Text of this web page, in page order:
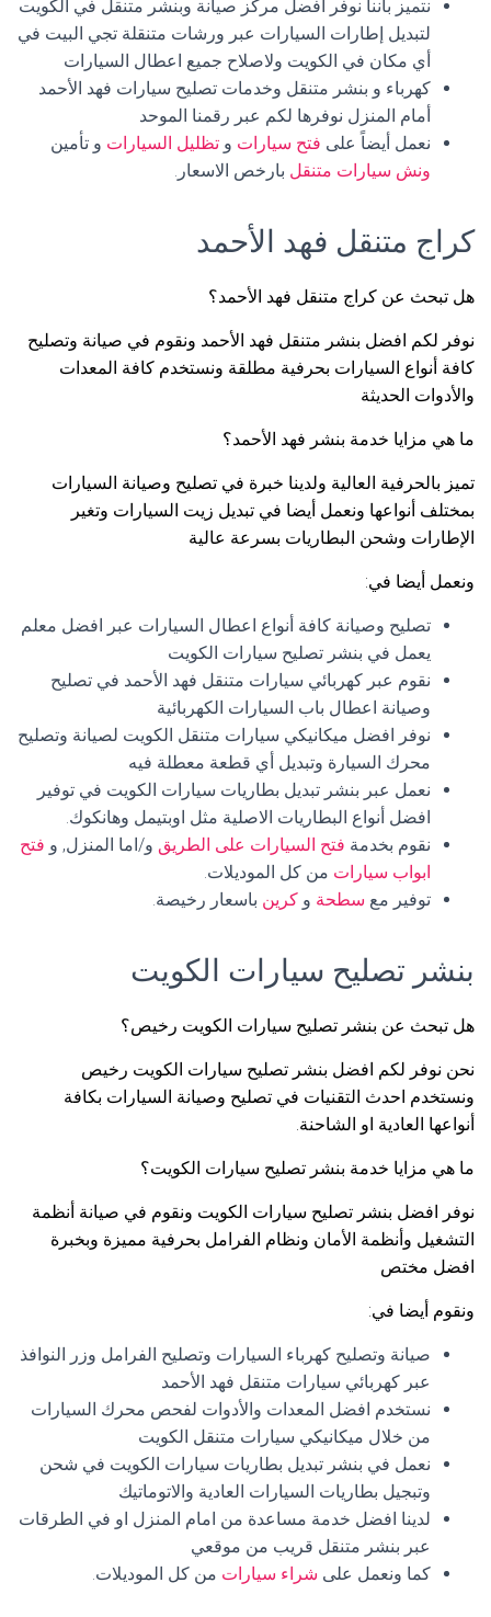
نتميز باننا نوفر أفضل مركز صيانة وبنشر متنقل في الكويت
لتبديل إطارات السيارات عبر ورشات متنقلة تجي البيت في
أي مكان في الكويت ولاصلاح جميع اعطال السيارات
كهرباء و بنشر متنقل وخدمات تصليح سيارات فهد الأحمد
أمام المنزل نوفرها لكم عبر رقمنا الموحد
نعمل أيضاً على فتح سيارات و تظليل السيارات و تأمين
ونش سيارات متنقل بارخص الاسعار.
كراج متنقل فهد الأحمد
هل تبحث عن كراج متنقل فهد الأحمد؟
نوفر لكم افضل بنشر متنقل فهد الأحمد ونقوم في صيانة وتصليح
كافة أنواع السيارات بحرفية مطلقة ونستخدم كافة المعدات
والأدوات الحديثة
ما هي مزايا خدمة بنشر فهد الأحمد؟
تميز بالحرفية العالية ولدينا خبرة في تصليح وصيانة السيارات
بمختلف أنواعها ونعمل أيضا في تبديل زيت السيارات وتغير
الإطارات وشحن البطاريات بسرعة عالية
ونعمل أيضا في:
تصليح وصيانة كافة أنواع اعطال السيارات عبر افضل معلم
يعمل في بنشر تصليح سيارات الكويت
نقوم عبر كهربائي سيارات متنقل فهد الأحمد في تصليح
وصيانة اعطال باب السيارات الكهربائية
نوفر افضل ميكانيكي سيارات متنقل الكويت لصيانة وتصليح
محرك السيارة وتبديل أي قطعة معطلة فيه
نعمل عبر بنشر تبديل بطاريات سيارات الكويت في توفير
افضل أنواع البطاريات الاصلية مثل اوبتيمل وهانكوك.
نقوم بخدمة فتح السيارات على الطريق و/اما المنزل, و فتح
ابواب سيارات من كل الموديلات.
توفير مع سطحة و كرين باسعار رخيصة.
بنشر تصليح سيارات الكويت
هل تبحث عن بنشر تصليح سيارات الكويت رخيص؟
نحن نوفر لكم افضل بنشر تصليح سيارات الكويت رخيص
ونستخدم احدث التقنيات في تصليح وصيانة السيارات بكافة
أنواعها العادية او الشاحنة.
ما هي مزايا خدمة بنشر تصليح سيارات الكويت؟
نوفر افضل بنشر تصليح سيارات الكويت ونقوم في صيانة أنظمة
التشغيل وأنظمة الأمان ونظام الفرامل بحرفية مميزة وبخبرة
افضل مختص
ونقوم أيضا في:
صيانة وتصليح كهرباء السيارات وتصليح الفرامل وزر النوافذ
عبر كهربائي سيارات متنقل فهد الأحمد
نستخدم افضل المعدات والأدوات لفحص محرك السيارات
من خلال ميكانيكي سيارات متنقل الكويت
نعمل في بنشر تبديل بطاريات سيارات الكويت في شحن
وتبجيل بطاريات السيارات العادية والاتوماتيك
لدينا افضل خدمة مساعدة من امام المنزل او في الطرقات
عبر بنشر متنقل قريب من موقعي
كما ونعمل على شراء سيارات من كل الموديلات.